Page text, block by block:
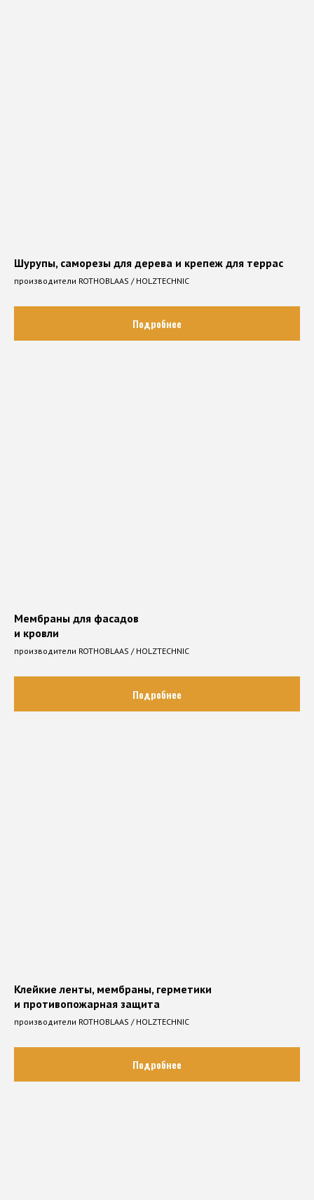
Шурупы, саморезы для дерева и крепеж для террас
производители ROTHOBLAAS / HOLZTECHNIC
Подробнее
Мембраны для фасадов
и кровли
производители ROTHOBLAAS / HOLZTECHNIC
Подробнее
Клейкие ленты, мембраны, герметики
и противопожарная защита
производители ROTHOBLAAS / HOLZTECHNIC
Подробнее